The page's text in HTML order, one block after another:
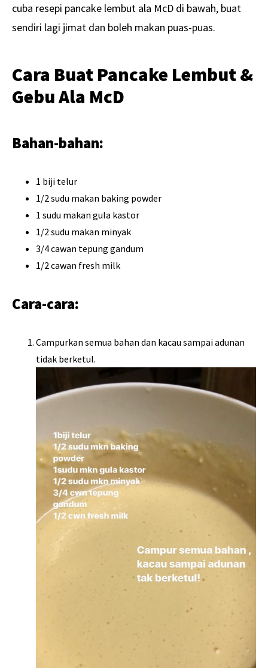
cuba resepi pancake lembut ala McD di bawah, buat
sendiri lagi jimat dan boleh makan puas-puas.
Cara Buat Pancake Lembut &
Gebu Ala McD
Bahan-bahan:
1 biji telur
1/2 sudu makan baking powder
1 sudu makan gula kastor
1/2 sudu makan minyak
3/4 cawan tepung gandum
1/2 cawan fresh milk
Cara-cara:
Campurkan semua bahan dan kacau sampai adunan
tidak berketul.